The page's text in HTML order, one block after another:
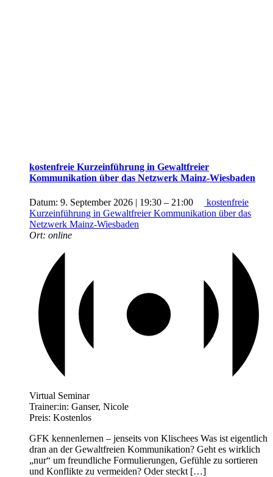
kostenfreie Kurzeinführung in Gewaltfreier
Kommunikation über das Netzwerk Mainz-Wiesbaden
Datum: 9. September 2026 | 19:30 – 21:00
kostenfreie
Kurzeinführung in Gewaltfreier Kommunikation über das
Netzwerk Mainz-Wiesbaden
Ort: online
Virtual Seminar
Trainer:in: Ganser, Nicole
Preis: Kostenlos
GFK kennenlernen – jenseits von Klischees Was ist eigentlich
dran an der Gewaltfreien Kommunikation? Geht es wirklich
„nur“ um freundliche Formulierungen, Gefühle zu sortieren
und Konflikte zu vermeiden? Oder steckt […]